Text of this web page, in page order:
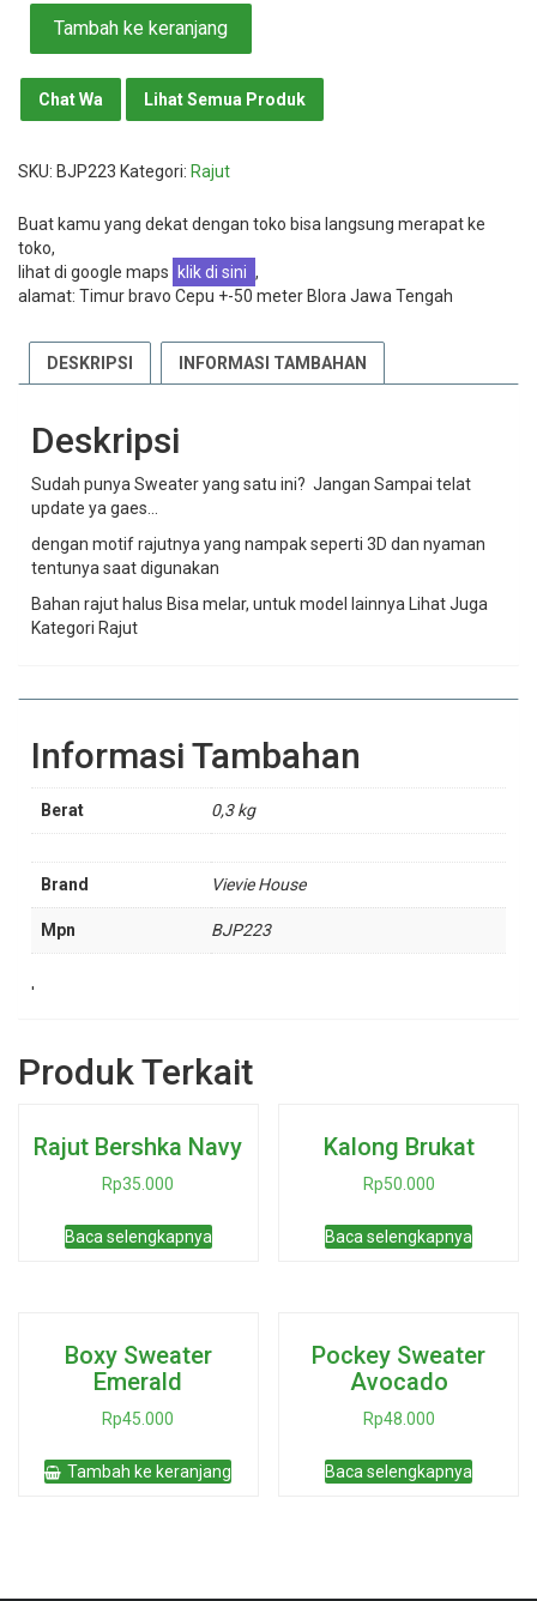
Kuantitas
Popcorn
Sweater
Navy
Tambah ke keranjang
Chat Wa Lihat Semua Produk
SKU: BJP223 Kategori: Rajut
Buat kamu yang dekat dengan toko bisa langsung merapat ke
toko,
lihat di google maps
klik di sini ,
alamat: Timur bravo Cepu +-50 meter Blora Jawa Tengah
DESKRIPSI INFORMASI TAMBAHAN
Deskripsi
Sudah punya Sweater yang satu ini? Jangan Sampai telat
update ya gaes…
dengan motif rajutnya yang nampak seperti 3D dan nyaman
tentunya saat digunakan
Bahan rajut halus Bisa melar, untuk model lainnya Lihat Juga
Kategori Rajut
Informasi Tambahan
Berat 0,3 kg
Brand Vievie House
Mpn BJP223
'
Produk Terkait
Rajut Bershka Navy
Rp35.000
Baca selengkapnya
Kalong Brukat
Rp50.000
Baca selengkapnya
Boxy Sweater
Emerald
Rp45.000
Tambah ke keranjang
Pockey Sweater
Avocado
Rp48.000
Baca selengkapnya